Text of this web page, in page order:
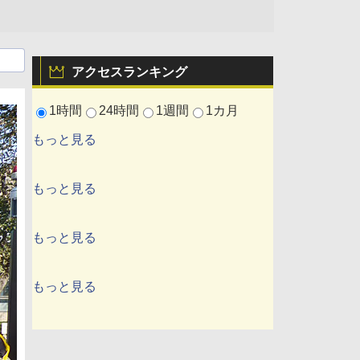
アクセスランキング
1時間 24時間 1週間 1カ月
もっと見る
もっと見る
もっと見る
もっと見る